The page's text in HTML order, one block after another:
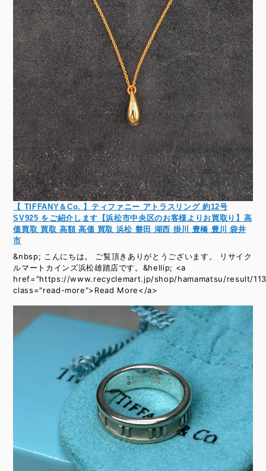
【 TIFFANY＆Co. 】ティファニー アトラスリング 約12号
SV925 をご紹介します【浜松市中央区のお客様よりお買取り】高
価買取 買取 高額 高価 買取 浜松 磐田 湖西 掛川 豊橋 豊川 袋井
市
&nbsp; こんにちは。 ご覧頂きありがとうございます。 リサイク
ルマートカインズ浜松雄踏店です。&hellip; <a
href="https://www.recyclemart.jp/shop/hamamatsu/result/
class="read-more">Read More</a>